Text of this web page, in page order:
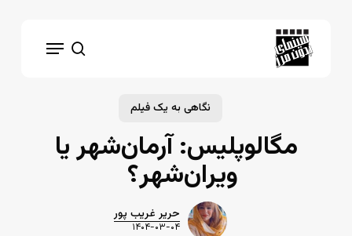
search
Menu
نگاهی به یک فیلم
مگالوپلیس: آرمان‌شهر یا
ویران‌شهر؟
حریر غریب پور
۱۴۰۴-۰۳-۰۴